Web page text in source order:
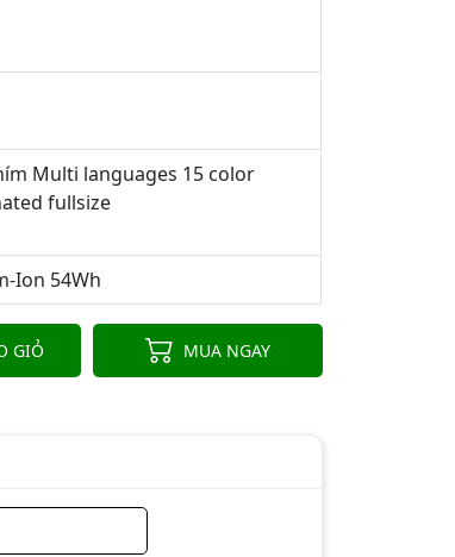
Multi languages 15 color
fullsize
Ion 54Wh
GIỎ MUA NGAY